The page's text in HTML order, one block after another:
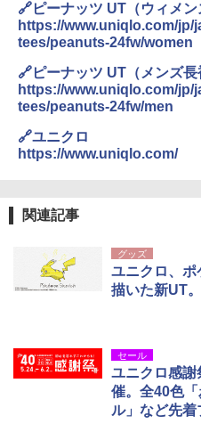
🔗ピーナッツ UT（ウィメン
https://www.uniqlo.com/jp/
tees/peanuts-24fw/women
🔗ピーナッツ UT（メンズ長
https://www.uniqlo.com/jp/
tees/peanuts-24fw/men
🔗ユニクロ
https://www.uniqlo.com/
関連記事
グッズ
ユニクロ、ポ
描いた新UT
セール
ユニクロ感謝
催。全40色
ル」など先着